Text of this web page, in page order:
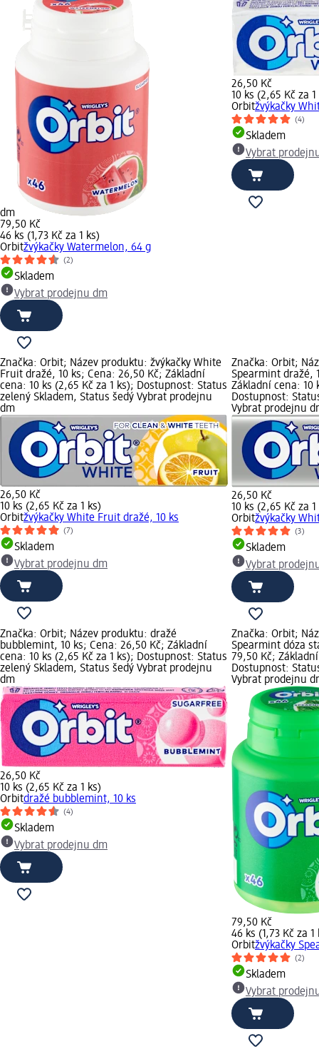
dm
79,50 Kč
46 ks (1,73 Kč za 1 ks)
Orbitžvýkačky Watermelon, 64 g
(2)
Skladem
Vybrat prodejnu dm
26,50 Kč
10 ks (2,65 Kč za 1
Orbitžvýkačky
(4)
Skladem
Vybrat
Značka: Orbit; Název produktu: žvýkačky White
Fruit dražé, 10 ks; Cena: 26,50 Kč; Základní
cena: 10 ks (2,65 Kč za 1 ks); Dostupnost: Status
zelený Skladem, Status šedý Vybrat prodejnu
dm
26,50 Kč
10 ks (2,65 Kč za 1 ks)
Orbitžvýkačky White Fruit dražé, 10 ks
(7)
Skladem
Vybrat prodejnu dm
Značka: Orbit;
Spearmint dražé,
Základní cena: 10
Dostupnost:
Vybrat prodejnu
26,50 Kč
10 ks (2,65 Kč za 1
Orbitžvýkačky
(3)
Skladem
Vybrat
Značka: Orbit; Název produktu: dražé
bubblemint, 10 ks; Cena: 26,50 Kč; Základní
cena: 10 ks (2,65 Kč za 1 ks); Dostupnost: Status
zelený Skladem, Status šedý Vybrat prodejnu
dm
26,50 Kč
10 ks (2,65 Kč za 1 ks)
Orbitdražé bubblemint, 10 ks
(4)
Skladem
Vybrat prodejnu dm
Značka: Orbit;
Spearmint dóza
79,50 Kč;
Dostupnost:
Vybrat prodejnu
79,50 Kč
46 ks (1,73 Kč za 1
Orbitžvýkačky
(2)
Skladem
Vybrat